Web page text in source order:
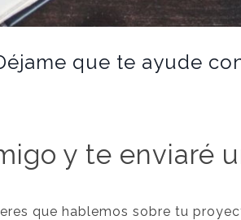
que te ayude
y te enviaré
que hablemos sobre tu